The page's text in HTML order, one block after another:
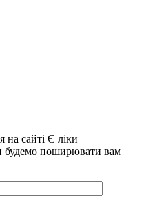
на сайті Є ліки
поширювати вам